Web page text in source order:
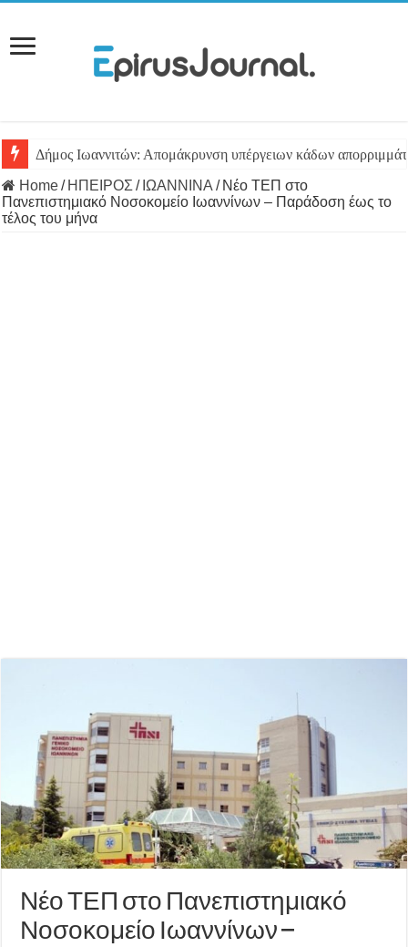
Δήμος Ιωαννιτών: Απομάκρυνση υπέργειων κάδων
Home/ ΗΠΕΙΡΟΣ / ΙΩΑΝΝΙΝΑ / Νέο ΤΕΠ στο
Πανεπιστημιακό Νοσοκομείο Ιωαννίνων – Παράδοση έως το
τέλος του μήνα
Νέο ΤΕΠ στο Πανεπιστημιακό
Νοσοκομείο Ιωαννίνων –